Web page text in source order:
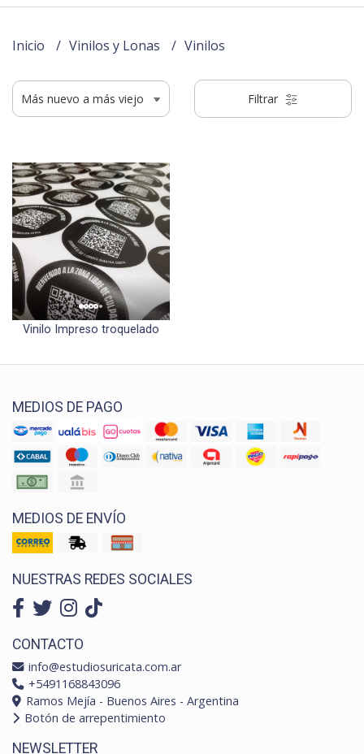
Inicio Vinilos y Lonas Vinilos
Filtrar
Vinilo Impreso troquelado
MEDIOS DE PAGO
MEDIOS DE ENVÍO
NUESTRAS REDES SOCIALES
CONTACTO
info@estudiosuricata.com.ar
+5491168843096
Ramos Mejía - Buenos Aires - Argentina
Botón de arrepentimiento
NEWSLETTER